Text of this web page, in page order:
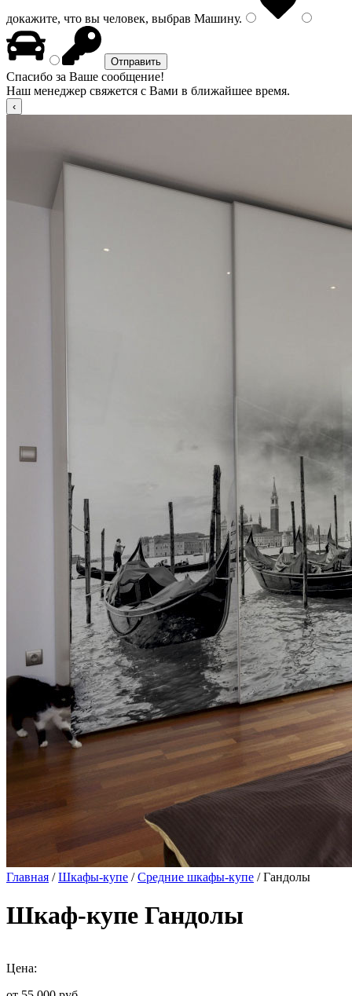
докажите, что вы человек, выбрав Машину.
Спасибо за Ваше сообщение!
Наш менеджер свяжется с Вами в ближайшее время.
Главная /Шкафы-купе /Средние шкафы-купе / Гандолы
Шкаф-купе Гандолы
Цена: